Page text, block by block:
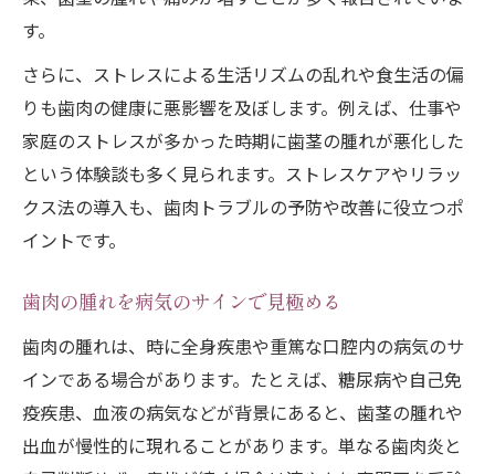
す。
さらに、ストレスによる生活リズムの乱れや食生活の偏
りも歯肉の健康に悪影響を及ぼします。例えば、仕事や
家庭のストレスが多かった時期に歯茎の腫れが悪化した
という体験談も多く見られます。ストレスケアやリラッ
クス法の導入も、歯肉トラブルの予防や改善に役立つポ
イントです。
歯肉の腫れを病気のサインで見極める
歯肉の腫れは、時に全身疾患や重篤な口腔内の病気のサ
インである場合があります。たとえば、糖尿病や自己免
疫疾患、血液の病気などが背景にあると、歯茎の腫れや
出血が慢性的に現れることがあります。単なる歯肉炎と